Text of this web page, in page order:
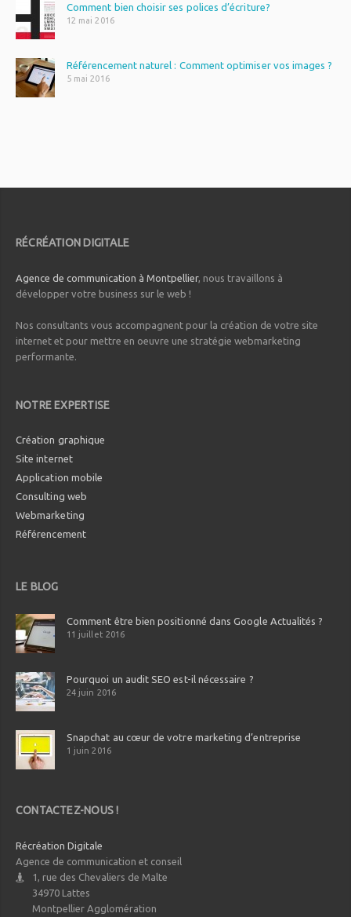
Comment bien choisir ses polices d’écriture?
12 mai 2016
Référencement naturel : Comment optimiser vos images ?
5 mai 2016
RÉCRÉATION DIGITALE
Agence de communication à Montpellier, nous travaillons à
développer votre business sur le web !
Nos consultants vous accompagnent pour la création de votre site
internet et pour mettre en oeuvre une stratégie webmarketing
performante.
NOTRE EXPERTISE
Création graphique
Site internet
Application mobile
Consulting web
Webmarketing
Référencement
LE BLOG
Comment être bien positionné dans Google Actualités ?
11 juillet 2016
Pourquoi un audit SEO est-il nécessaire ?
24 juin 2016
Snapchat au cœur de votre marketing d’entreprise
1 juin 2016
CONTACTEZ-NOUS !
Récréation Digitale
Agence de communication et conseil
1, rue des Chevaliers de Malte
34970 Lattes
Montpellier Agglomération